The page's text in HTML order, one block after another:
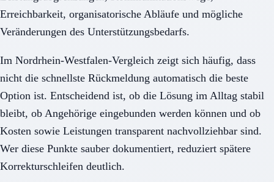
Erreichbarkeit, organisatorische Abläufe und mögliche
Veränderungen des Unterstützungsbedarfs.
Im Nordrhein-Westfalen-Vergleich zeigt sich häufig, dass
nicht die schnellste Rückmeldung automatisch die beste
Option ist. Entscheidend ist, ob die Lösung im Alltag stabil
bleibt, ob Angehörige eingebunden werden können und ob
Kosten sowie Leistungen transparent nachvollziehbar sind.
Wer diese Punkte sauber dokumentiert, reduziert spätere
Korrekturschleifen deutlich.